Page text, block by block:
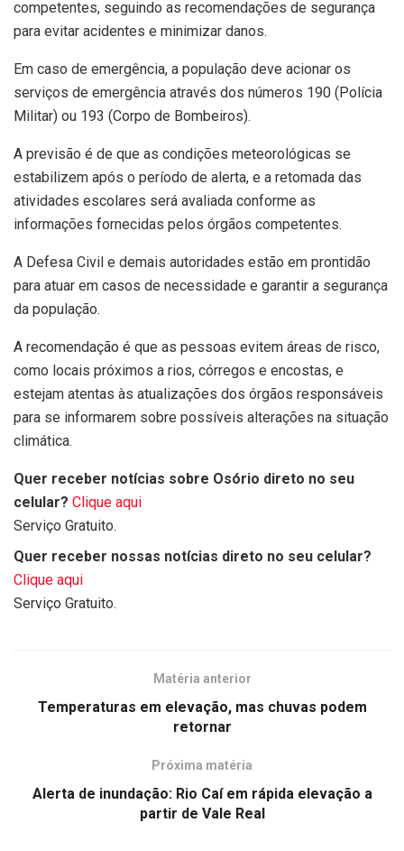
competentes, seguindo as recomendações de segurança
para evitar acidentes e minimizar danos.
Em caso de emergência, a população deve acionar os
serviços de emergência através dos números 190 (Polícia
Militar) ou 193 (Corpo de Bombeiros).
A previsão é de que as condições meteorológicas se
estabilizem após o período de alerta, e a retomada das
atividades escolares será avaliada conforme as
informações fornecidas pelos órgãos competentes.
A Defesa Civil e demais autoridades estão em prontidão
para atuar em casos de necessidade e garantir a segurança
da população.
A recomendação é que as pessoas evitem áreas de risco,
como locais próximos a rios, córregos e encostas, e
estejam atentas às atualizações dos órgãos responsáveis
para se informarem sobre possíveis alterações na situação
climática.
Quer receber notícias sobre Osório direto no seu
celular? Clique aqui
Serviço Gratuito.
Quer receber nossas notícias direto no seu celular?
Clique aqui
Serviço Gratuito.
Matéria anterior
Temperaturas em elevação, mas chuvas podem
retornar
Próxima matéria
Alerta de inundação: Rio Caí em rápida elevação a
partir de Vale Real